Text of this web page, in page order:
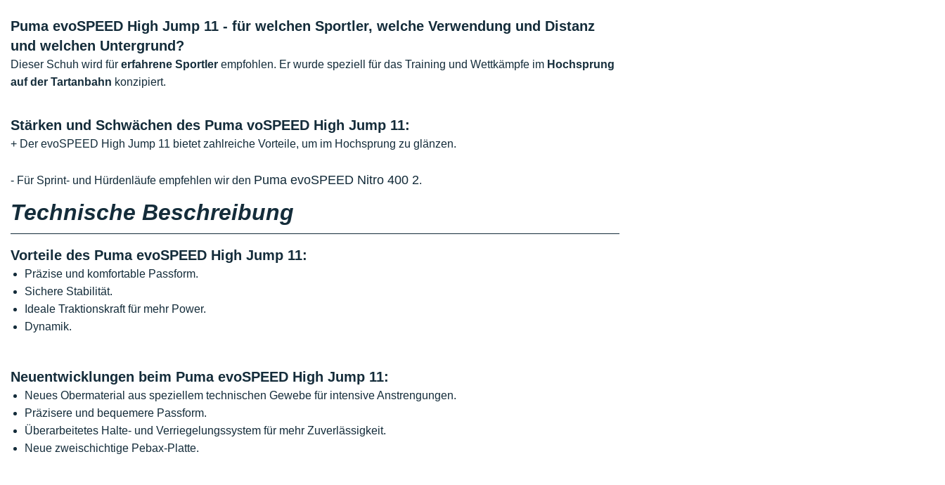
Puma evoSPEED High Jump 11 - für welchen Sportler, welche Verwendung und Distanz
und welchen Untergrund?
Dieser Schuh wird für erfahrene Sportler empfohlen. Er wurde speziell für das Training und Wettkämpfe im Hochsprung
auf der Tartanbahn konzipiert.
Stärken und Schwächen des Puma voSPEED High Jump 11:
+ Der evoSPEED High Jump 11 bietet zahlreiche Vorteile, um im Hochsprung zu glänzen.
- Für Sprint- und Hürdenläufe empfehlen wir den Puma evoSPEED Nitro 400 2.
Technische Beschreibung
Vorteile des Puma evoSPEED High Jump 11:
Präzise und komfortable Passform.
Sichere Stabilität.
Ideale Traktionskraft für mehr Power.
Dynamik.
Neuentwicklungen beim Puma evoSPEED High Jump 11:
Neues Obermaterial aus speziellem technischen Gewebe für intensive Anstrengungen.
Präzisere und bequemere Passform.
Überarbeitetes Halte- und Verriegelungssystem für mehr Zuverlässigkeit.
Neue zweischichtige Pebax-Platte.